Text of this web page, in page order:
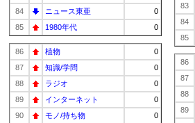
84
ニュース東亜
0
85
1980年代 0
86 植物
0
87
知識/学問
0
88
ラジオ
0
89
インターネット
0
90
モノ/持ち物 0
83
84
85
86
87
88
89